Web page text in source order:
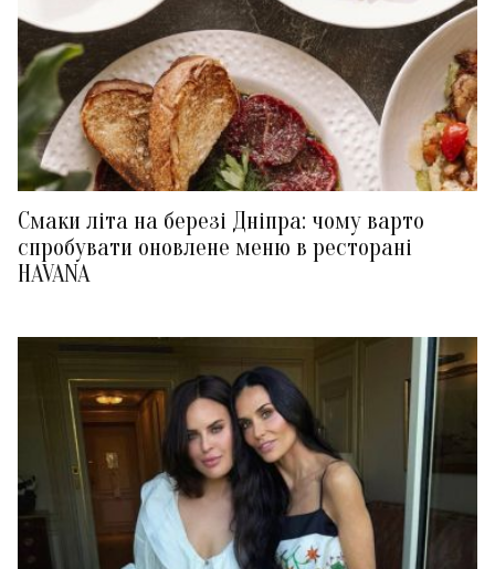
Смаки літа на березі Дніпра: чому варто
спробувати оновлене меню в ресторані
HAVANA